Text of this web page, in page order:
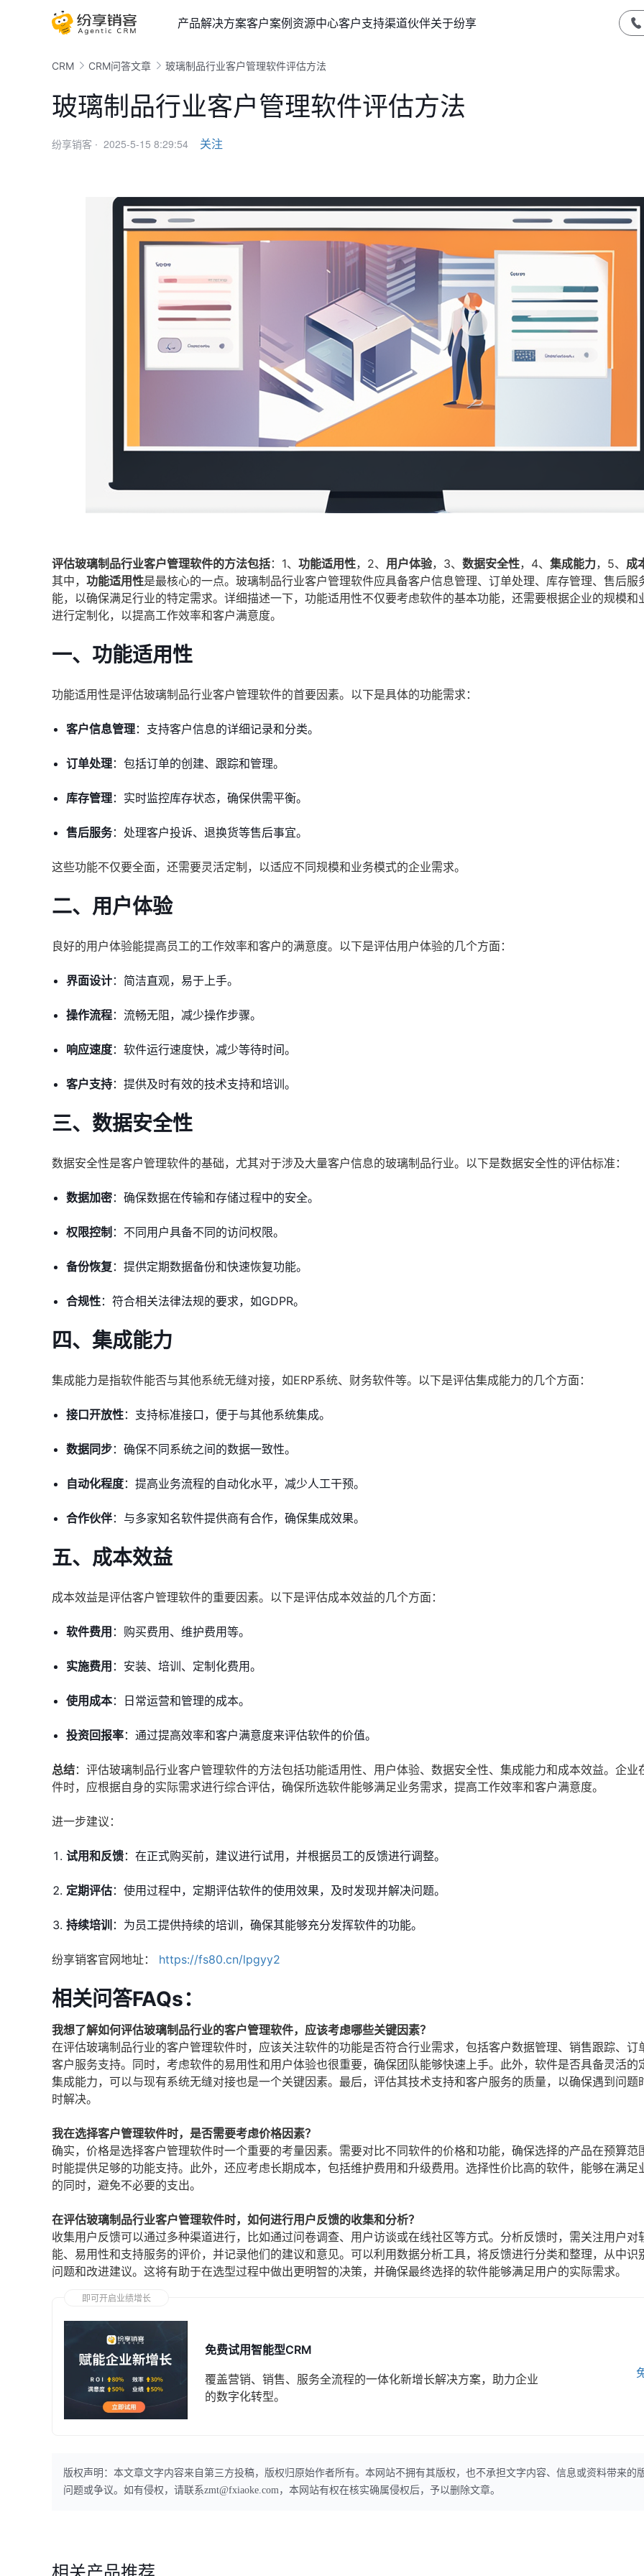
产品解决方案客户案例资源中心客户支持渠道伙伴关于纷享
CRM CRM问答文章 玻璃制品行业客户管理软件评估方法
玻璃制品行业客户管理软件评估方法
纷享销客 · 2025-5-15 8:29:54 关注
评估玻璃制品行业客户管理软件的方法包括：1、 功能适用性，2、 用户体验，3、 数据安全性，4、 集成能力，5、 成
其中， 功能适用性是最核心的一点。玻璃制品行业客户管理软件应具备客户信息管理、订单处理、库存管理、售后服
能，以确保满足行业的特定需求。详细描述一下，功能适用性不仅要考虑软件的基本功能，还需要根据企业的规模和
进行定制化，以提高工作效率和客户满意度。
一、功能适用性
功能适用性是评估玻璃制品行业客户管理软件的首要因素。以下是具体的功能需求：
客户信息管理：支持客户信息的详细记录和分类。
订单处理：包括订单的创建、跟踪和管理。
库存管理：实时监控库存状态，确保供需平衡。
售后服务：处理客户投诉、退换货等售后事宜。
这些功能不仅要全面，还需要灵活定制，以适应不同规模和业务模式的企业需求。
二、用户体验
良好的用户体验能提高员工的工作效率和客户的满意度。以下是评估用户体验的几个方面：
界面设计：简洁直观，易于上手。
操作流程：流畅无阻，减少操作步骤。
响应速度：软件运行速度快，减少等待时间。
客户支持：提供及时有效的技术支持和培训。
三、数据安全性
数据安全性是客户管理软件的基础，尤其对于涉及大量客户信息的玻璃制品行业。以下是数据安全性的评估标准：
数据加密：确保数据在传输和存储过程中的安全。
权限控制 ：不同用户具备不同的访问权限。
备份恢复 ：提供定期数据备份和快速恢复功能。
合规性：符合相关法律法规的要求，如GDPR。
四、集成能力
集成能力是指软件能否与其他系统无缝对接，如ERP系统、财务软件等。以下是评估集成能力的几个方面：
接口开放性：支持标准接口，便于与其他系统集成。
数据同步：确保不同系统之间的数据一致性。
自动化程度：提高业务流程的自动化水平，减少人工干预。
合作伙伴：与多家知名软件提供商有合作，确保集成效果。
五、成本效益
成本效益是评估客户管理软件的重要因素。以下是评估成本效益的几个方面：
软件费用 ：购买费用、维护费用等。
实施费用 ：安装、培训、定制化费用。
使用成本：日常运营和管理的成本。
投资回报率：通过提高效率和客户满意度来评估软件的价值。
总结：评估玻璃制品行业客户管理软件的方法包括功能适用性、用户体验、数据安全性、集成能力和成本效益。企业
件时，应根据自身的实际需求进行综合评估，确保所选软件能够满足业务需求，提高工作效率和客户满意度。
进一步建议：
试用和反馈：在正式购买前，建议进行试用，并根据员工的反馈进行调整。
定期评估：使用过程中，定期评估软件的使用效果，及时发现并解决问题。
持续培训 ：为员工提供持续的培训，确保其能够充分发挥软件的功能。
纷享销客官网地址： https://fs80.cn/lpgyy2
相关问答FAQs：
我想了解如何评估玻璃制品行业的客户管理软件，应该考虑哪些关键因素？
在评估玻璃制品行业的客户管理软件时，应该关注软件的功能是否符合行业需求，包括客户数据管理、销售跟踪、订
客户服务支持。同时，考虑软件的易用性和用户体验也很重要，确保团队能够快速上手。此外，软件是否具备灵活的
集成能力，可以与现有系统无缝对接也是一个关键因素。最后，评估其技术支持和客户服务的质量，以确保遇到问题
时解决。
我在选择客户管理软件时，是否需要考虑价格因素？
确实，价格是选择客户管理软件时一个重要的考量因素。需要对比不同软件的价格和功能，确保选择的产品在预算范
时能提供足够的功能支持。此外，还应考虑长期成本，包括维护费用和升级费用。选择性价比高的软件，能够在满足
的同时，避免不必要的支出。
在评估玻璃制品行业客户管理软件时，如何进行用户反馈的收集和分析？
收集用户反馈可以通过多种渠道进行，比如通过问卷调查、用户访谈或在线社区等方式。分析反馈时，需关注用户对
能、易用性和支持服务的评价，并记录他们的建议和意见。可以利用数据分析工具，将反馈进行分类和整理，从中识
问题和改进建议。这将有助于在选型过程中做出更明智的决策，并确保最终选择的软件能够满足用户的实际需求。
即可开启业绩增长
免费试用智能型CRM
覆盖营销、销售、服务全流程的一体化新增长解决方案，助力企业
的数字化转型。
版权声明：本文章文字内容来自第三方投稿，版权归原始作者所有。本网站不拥有其版权，也不承担文字内容、信息或资料带来的
问题或争议。如有侵权，请联系zmt@fxiaoke.com，本网站有权在核实确属侵权后，予以删除文章。